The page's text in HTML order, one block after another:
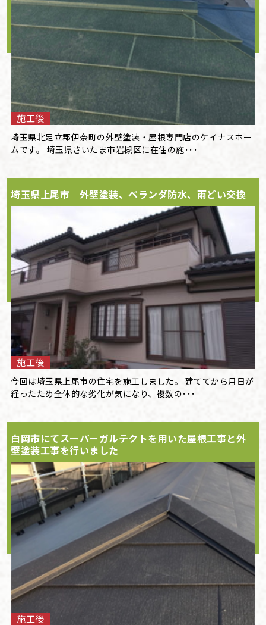
施工後
埼玉県北足立郡伊奈町の外壁塗装・屋根専門店のケイナスホー
ムです。 埼玉県さいたま市岩槻区に在住の施･･･
埼玉県上尾市 外壁塗装、ベランダ防水、雨どい交換
施工後
今回は埼玉県上尾市の住宅を施工しました。 建ててから月日が
経ったため全体的な劣化が気になり、複数の･･･
白岡市にてスーパーガルテクトを用いた屋根工事と外
壁塗装工事を行いました
施工後